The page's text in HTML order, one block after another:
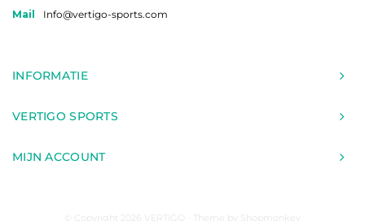
Mail
Info@vertigo-sports.com
INFORMATIE
VERTIGO SPORTS
MIJN ACCOUNT
© Copyright 2026 VERTIGO - Theme by Shopmonkey